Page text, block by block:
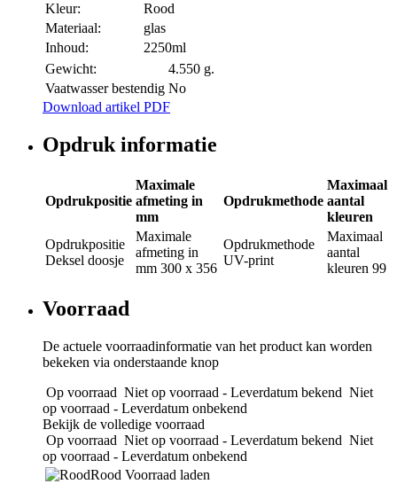
Kleur:
Rood
Materiaal:
glas
Inhoud:
2250ml
Gewicht:
4.550 g.
Vaatwasser bestendig No
Download artikel PDF
Opdruk informatie
Opdrukpositie
Maximale
afmeting in
mm
Opdrukmethode
Maximaal
aantal
kleuren
Opdrukpositie
Deksel doosje
Maximale
afmeting in
mm 300 x 356
Opdrukmethode
UV-print
Maximaal
aantal
kleuren 99
Voorraad
De actuele voorraadinformatie van het product kan worden
bekeken via onderstaande knop
Op voorraad Niet op voorraad - Leverdatum bekend Niet
op voorraad - Leverdatum onbekend
Bekijk de volledige voorraad
Op voorraad Niet op voorraad - Leverdatum bekend Niet
op voorraad - Leverdatum onbekend
Rood Voorraad laden